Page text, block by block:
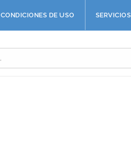
CONDICIONES DE USO SERVICIOS